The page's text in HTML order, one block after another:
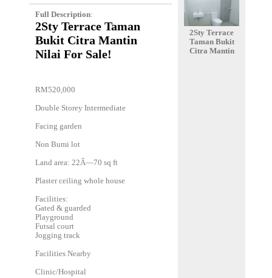
2Sty Terrace
Taman Bukit
Citra Mantin
Full Description:
2Sty Terrace Taman
Bukit Citra Mantin
Nilai For Sale!
RM520,000
Double Storey Intermediate
Facing garden
Non Bumi lot
Land area: 22Ã—70 sq ft
Plaster ceiling whole house
Facilities:
Gated & guarded
Playground
Futsal court
Jogging track
Facilities Nearby
Clinic/Hospital